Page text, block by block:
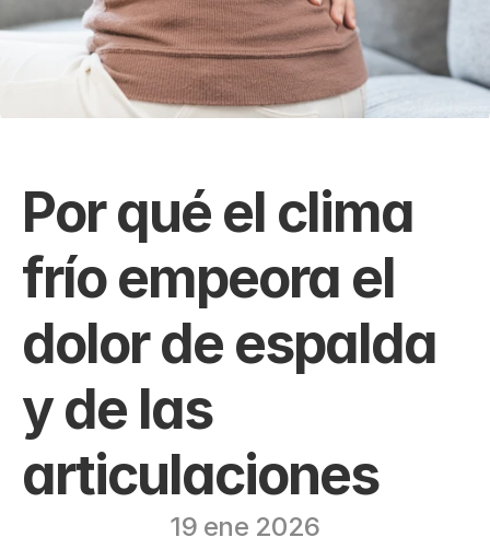
Por qué el clima
frío empeora el
dolor de espalda
y de las
articulaciones
19 ene 2026